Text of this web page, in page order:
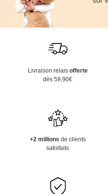
Livraison relais offerte
dès 59,90€
+2 millions de clients
satisfaits